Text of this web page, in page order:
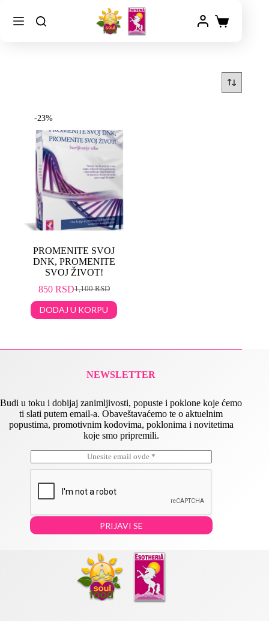
-23%
PROMENITE SVOJ
DNK, PROMENITE
SVOJ ŽIVOT!
1,100RSD
850 RSD
DODAJ U KORPU
NEWSLETTER
Budi u toku i dobijaj zanimljivosti, popuste i poklone koje ćemo
ti slati putem email-a. Obaveštavaćemo te o aktuelnim
popustima, promotivnim kodovima, poklonima i novitetima
koje smo pripremili.
m
E
m
a
m
PRIJAVI SE